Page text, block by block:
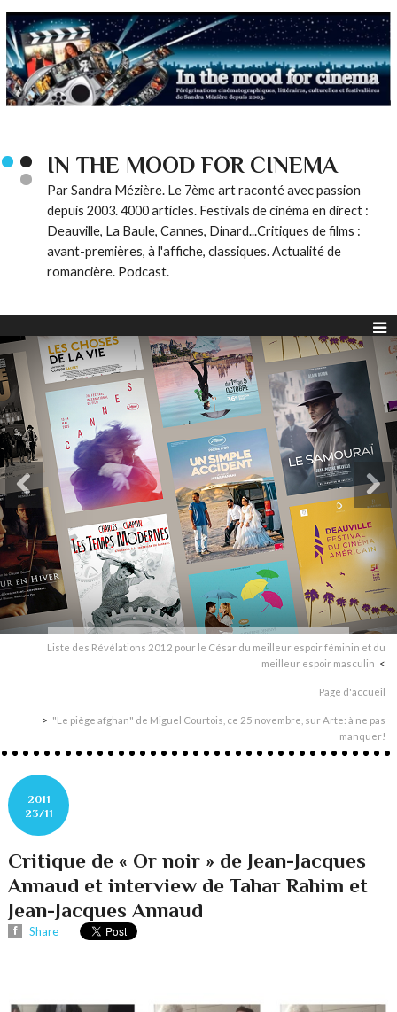
IN THE MOOD FOR CINEMA
Par Sandra Mézière. Le 7ème art raconté avec passion
depuis 2003. 4000 articles. Festivals de cinéma en direct :
Deauville, La Baule, Cannes, Dinard...Critiques de films :
avant-premières, à l'affiche, classiques. Actualité de
romancière. Podcast.
Liste des Révélations 2012 pour le César du meilleur espoir féminin et du
meilleur espoir masculin
Page d'accueil
"Le piège afghan" de Miguel Courtois, ce 25 novembre, sur Arte: à ne pas
manquer!
2011
23/11
Critique de « Or noir » de Jean-Jacques
Annaud et interview de Tahar Rahim et
Jean-Jacques Annaud
Share